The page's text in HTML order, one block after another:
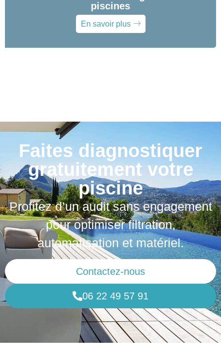
piscines
En savoir plus
Faites diagnostiquer
gratuitement votre
piscine
Profitez d’un audit sans engagement
pour optimiser filtration,
automatisation et matériel.
Contactez-nous
06 22 49 57 91